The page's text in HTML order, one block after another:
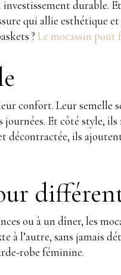
durable.
qui allie esthétique
?Le mocassin pour
confort. Leur semelle
Et côté style, ils
décontractée, ils
ou à un dîner, les
à l’autre, sans jamais
robe féminine.